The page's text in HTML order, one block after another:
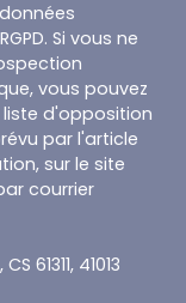
Si vous ne
vous pouvez
d'opposition
par l'article
sur le site
courrier
61311, 41013